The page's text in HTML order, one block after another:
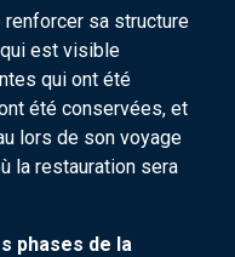
renforcer sa structure
est visible
qui ont été
été conservées, et
lors de son voyage
la restauration sera
phases de la